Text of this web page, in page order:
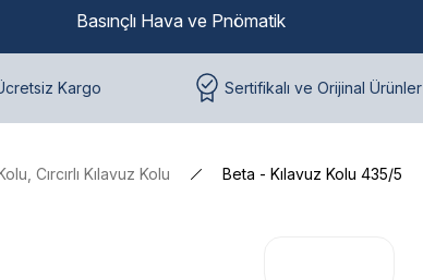
Basınçlı Hava ve Pnömatik
Kargo Sertifikalı ve Orijinal Ürünler
Cırcırlı Kılavuz Kolu Beta - Kılavuz Kolu 435/5